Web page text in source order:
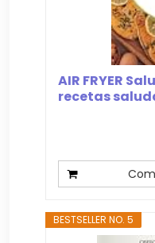
AIR FRYER
recetas
BESTSELLER NO. 5